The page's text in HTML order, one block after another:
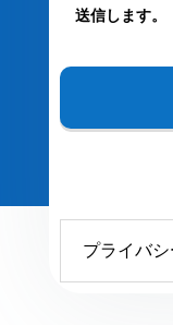
送信します。
プライバ